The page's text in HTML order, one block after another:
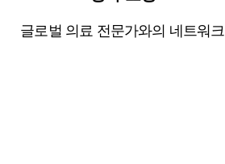
글로벌 의료 전문가와의 네트워크